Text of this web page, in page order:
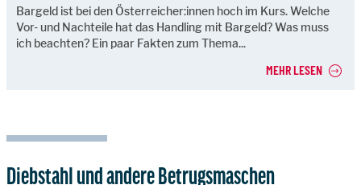
Bargeld ist bei den Österreicher:innen hoch im Kurs. Welche
Vor- und Nachteile hat das Handling mit Bargeld? Was muss
ich beachten? Ein paar Fakten zum Thema...
MEHR LESEN
Diebstahl und andere Betrugsmaschen